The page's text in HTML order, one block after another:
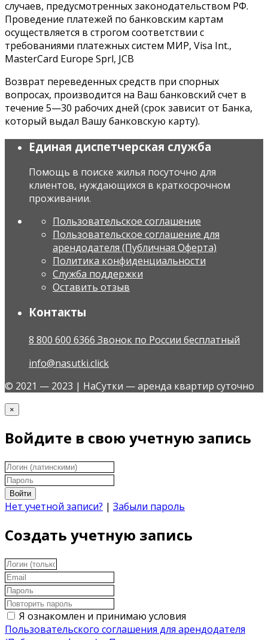
случаев, предусмотренных законодательством РФ.
Проведение платежей по банковским картам
осуществляется в строгом соответствии с
требованиями платежных систем МИР, Visa Int.,
MasterCard Europe Sprl, JCB
Возврат переведенных средств при спорных
вопросах, производится на Ваш банковский счет в
течение 5—30 рабочих дней (срок зависит от Банка,
который выдал Вашу банковскую карту).
Единая диспетчерская служба
Помощь в поиске жилья посуточно для
клиентов, нуждающихся в краткосрочном
проживании.
Пользовательское соглашение
Пользовательское соглашение для
арендодателя (Публичная Оферта)
Политика конфиденциальности
Служба поддержки
Оставить отзыв
Контакты
8 800 600 6366 Звонок по России бесплатный
info@nasutki.click
© 2021 — 2023 | НаСутки — аренда квартир суточно
×
Войдите в свою учетную запись
Войти
Нет учетной записи? | Забыли пароль
Создать учетную запись
Я ознакомлен и принимаю условия
Пользовательского соглашения для арендодателя